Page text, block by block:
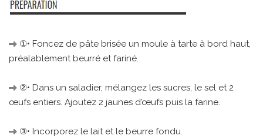
①• Foncez de pâte brisée un moule à tarte à bord haut,
préalablement beurré et fariné.
②• Dans un saladier, mélangez les sucres, le sel et 2
œufs entiers. Ajoutez 2 jaunes d’œufs puis la farine.
③• Incorporez le lait et le beurre fondu.